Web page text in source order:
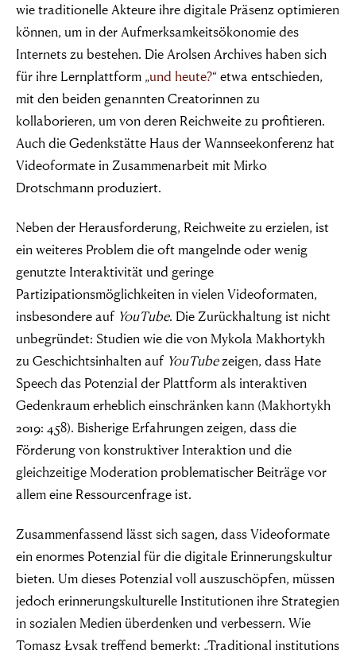
wie traditionelle Akteure ihre digitale Präsenz optimieren
können, um in der Aufmerksamkeitsökonomie des
Internets zu bestehen. Die Arolsen Archives haben sich
für ihre Lernplattform „und heute?“ etwa entschieden,
mit den beiden genannten Creatorinnen zu
kollaborieren, um von deren Reichweite zu profitieren.
Auch die Gedenkstätte Haus der Wannseekonferenz hat
Videoformate in Zusammenarbeit mit Mirko
Drotschmann produziert.
Neben der Herausforderung, Reichweite zu erzielen, ist
ein weiteres Problem die oft mangelnde oder wenig
genutzte Interaktivität und geringe
Partizipationsmöglichkeiten in vielen Videoformaten,
insbesondere auf YouTube. Die Zurückhaltung ist nicht
unbegründet: Studien wie die von Mykola Makhortykh
zu Geschichtsinhalten auf YouTubezeigen, dass Hate
Speech das Potenzial der Plattform als interaktiven
Gedenkraum erheblich einschränken kann (Makhortykh
2019: 458). Bisherige Erfahrungen zeigen, dass die
Förderung von konstruktiver Interaktion und die
gleichzeitige Moderation problematischer Beiträge vor
allem eine Ressourcenfrage ist.
Zusammenfassend lässt sich sagen, dass Videoformate
ein enormes Potenzial für die digitale Erinnerungskultur
bieten. Um dieses Potenzial voll auszuschöpfen, müssen
jedoch erinnerungskulturelle Institutionen ihre Strategien
in sozialen Medien überdenken und verbessern. Wie
Tomasz Łysak treffend bemerkt: „Traditional institutions
„Damit das Böse
gedeiht, braucht
es nur gute
Menschen, die
nichts